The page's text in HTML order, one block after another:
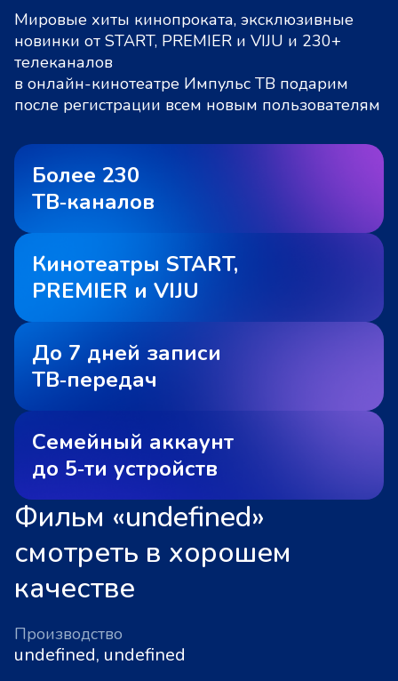
Мировые хиты кинопроката, эксклюзивные
новинки от START, PREMIER и VIJU и 230+
телеканалов
в онлайн-кинотеатре Импульс ТВ подарим
после регистрации всем новым пользователям
Более 230
ТВ‑каналов
Кинотеатры START,
PREMIER и VIJU
До 7 дней записи
ТВ‑передач
Семейный аккаунт
до 5‑ти устройств
Фильм «undefined»
смотреть в хорошем
качестве
Производство
undefined, undefined